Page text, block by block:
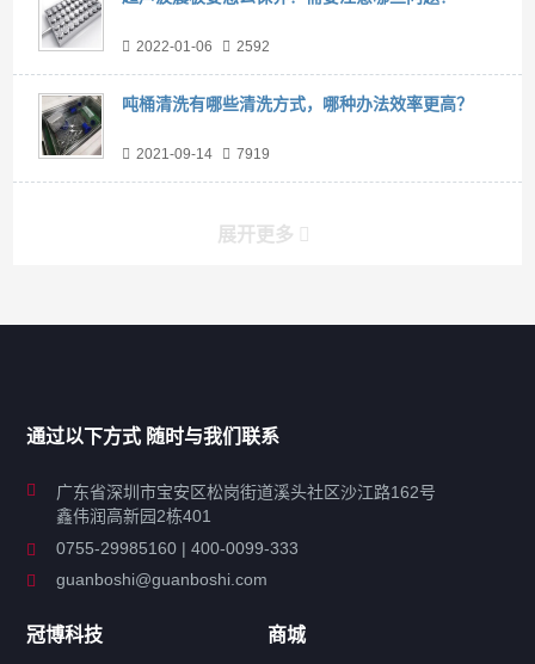
2022-01-06 2592
吨桶清洗有哪些清洗方式，哪种办法效率更高？
2021-09-14 7919
展开更多
工业超声波清洗设备
特种超声波洗净产品
超声波配件
通过以下方式 随时与我们联系
广东省深圳市宝安区松岗街道溪头社区沙江路162号
鑫伟润高新园2栋401
0755-29985160 | 400-0099-333
guanboshi@guanboshi.com
冠博科技 商城